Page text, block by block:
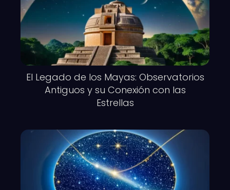
El Legado de los Mayas: Observatorios
Antiguos y su Conexión con las
Estrellas